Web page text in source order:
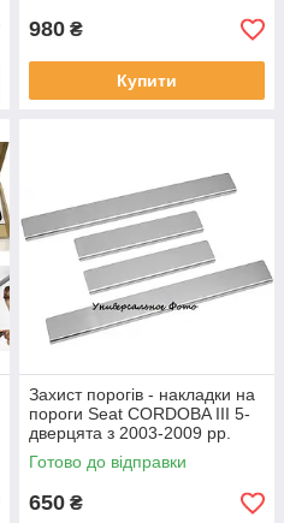
980 ₴
Купити
Захист порогів - накладки на
пороги Seat CORDOBA III 5-
дверцята з 2003-2009 рр.
(Standart)
Готово до відправки
650 ₴